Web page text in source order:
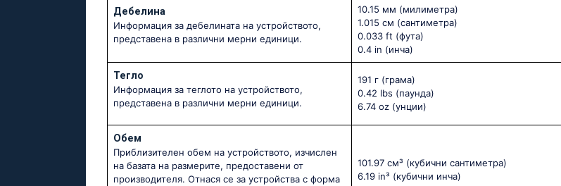
Дебелина
Информация за дебелината на устройството,
представена в различни мерни единици.
10.15 мм (милиметра)
1.015 см (сантиметра)
0.033 ft (фута)
0.4 in (инча)
Тегло
Информация за теглото на устройството,
представена в различни мерни единици.
191 г (грама)
0.42 lbs (паунда)
6.74 oz (унции)
Обем
Приблизителен обем на устройството, изчислен
на базата на размерите, предоставени от
производителя. Отнася се за устройства с форма
101.97 см³ (кубични сантиметра)
6.19 in³ (кубични инча)